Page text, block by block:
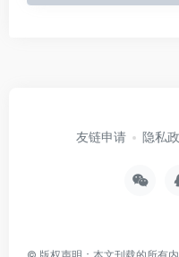
友链申请 隐私